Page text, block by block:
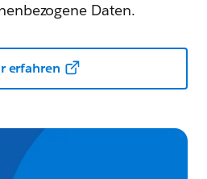
Daten.
erfahren